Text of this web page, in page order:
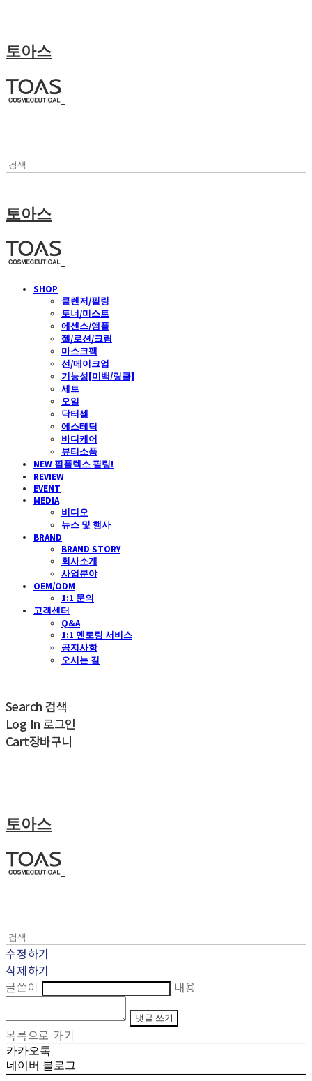
토아스
토아스
SHOP
클렌저/필링
토너/미스트
에센스/앰플
젤/로션/크림
마스크팩
선/메이크업
기능성[미백/링클]
세트
오일
닥터셀
에스테틱
바디케어
뷰티소품
NEW 필플렉스 필링!
REVIEW
EVENT
MEDIA
비디오
뉴스 및 행사
BRAND
BRAND STORY
회사소개
사업분야
OEM/ODM
1:1 문의
고객센터
Q&A
1:1 멘토링 서비스
공지사항
오시는 길
Search 검색
Log In 로그인
Cart장바구니
토아스
수정하기
삭제하기
글쓴이
내용
댓글 쓰기
목록으로 가기
카카오톡
네이버 블로그